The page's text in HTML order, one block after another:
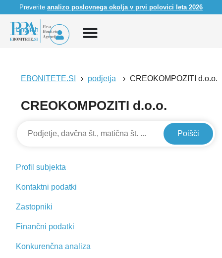
Preverite analizo poslovnega okolja v prvi polovici leta 2026
English
EBONITETE.SI podjetja CREOKOMPOZITI d.o.o.
CREOKOMPOZITI d.o.o.
Poišči
Profil subjekta
Kontaktni podatki
Zastopniki
Finančni podatki
Konkurenčna analiza